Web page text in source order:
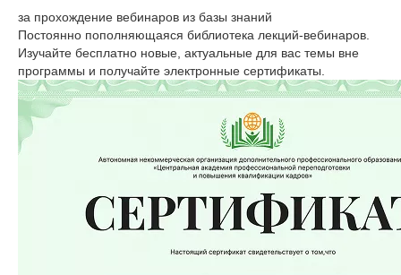
за прохождение вебинаров из базы знаний
Постоянно пополняющаяся библиотека лекций-вебинаров.
Изучайте бесплатно новые, актуальные для вас темы вне
программы и получайте электронные сертификаты.